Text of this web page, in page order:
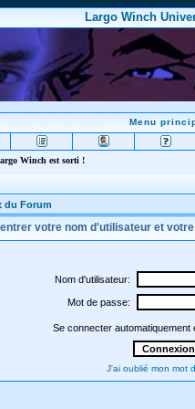
Largo Winch
Menu
Winch est sorti !
du Forum
votre nom d'utilisateur et
Nom d'utilisateur:
Mot de passe:
Se connecter automatiquement
J'ai oublié mon mot